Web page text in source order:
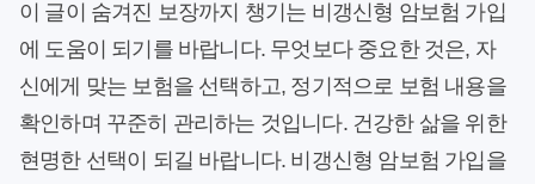
이 글이 숨겨진 보장까지 챙기는 비갱신형 암보험 가입
에 도움이 되기를 바랍니다. 무엇보다 중요한 것은, 자
신에게 맞는 보험을 선택하고, 정기적으로 보험 내용을
확인하며 꾸준히 관리하는 것입니다. 건강한 삶을 위한
현명한 선택이 되길 바랍니다. 비갱신형 암보험 가입을